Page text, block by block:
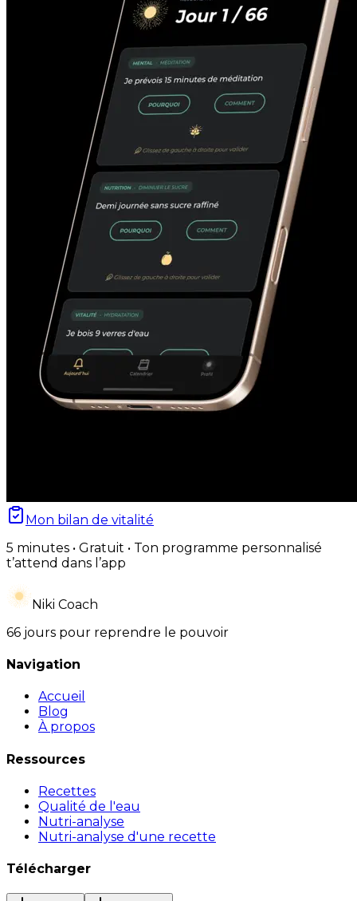
Mon bilan de vitalité
5 minutes • Gratuit • Ton programme personnalisé
t’attend dans l’app
Niki Coach
66 jours pour reprendre le pouvoir
Navigation
Accueil
Blog
À propos
Ressources
Recettes
Qualité de l'eau
Nutri-analyse
Nutri-analyse d'une recette
Télécharger